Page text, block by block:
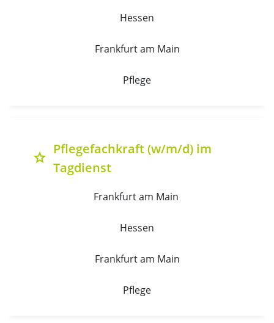
Hessen
Frankfurt am Main
Pflege
grade
Pflegefachkraft (w/m/d) im
Tagdienst
Frankfurt am Main
Hessen
Frankfurt am Main
Pflege